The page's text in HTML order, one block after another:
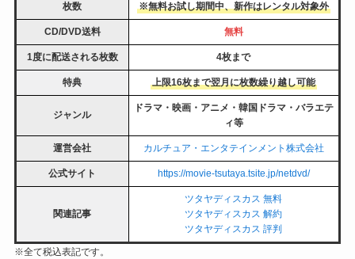
枚数
※無料お試し期間中、新作はレンタル対象外
CD/DVD送料 無料
1度に配送される枚数 4枚まで
特典 上限16枚まで翌月に枚数繰り越し可能
ジャンル
ドラマ・映画・アニメ・韓国ドラマ・バラエテ
ィ等
運営会社 カルチュア・エンタテインメント株式会社
公式サイト https://movie-tsutaya.tsite.jp/netdvd/
関連記事
ツタヤディスカス 無料
ツタヤディスカス 解約
ツタヤディスカス 評判
※全て税込表記です。